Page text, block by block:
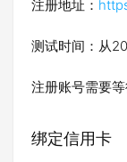
注册地址：
测试时间：从
注册账号需要
绑定信用卡